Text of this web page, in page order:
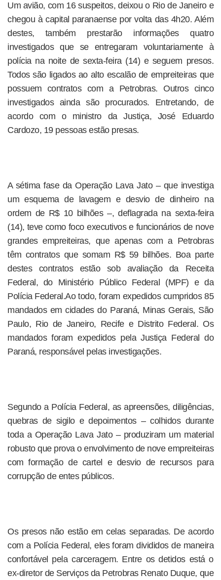
Um avião, com 16 suspeitos, deixou o Rio de Janeiro e
chegou à capital paranaense por volta das 4h20. Além
destes, também prestarão informações quatro
investigados que se entregaram voluntariamente à
polícia na noite de sexta-feira (14) e seguem presos.
Todos são ligados ao alto escalão de empreiteiras que
possuem contratos com a Petrobras. Outros cinco
investigados ainda são procurados. Entretando, de
acordo com o ministro da Justiça, José Eduardo
Cardozo, 19 pessoas estão presas.
A sétima fase da Operação Lava Jato – que investiga
um esquema de lavagem e desvio de dinheiro na
ordem de R$ 10 bilhões –, deflagrada na sexta-feira
(14), teve como foco executivos e funcionários de nove
grandes empreiteiras, que apenas com a Petrobras
têm contratos que somam R$ 59 bilhões. Boa parte
destes contratos estão sob avaliação da Receita
Federal, do Ministério Público Federal (MPF) e da
Polícia Federal.Ao todo, foram expedidos cumpridos 85
mandados em cidades do Paraná, Minas Gerais, São
Paulo, Rio de Janeiro, Recife e Distrito Federal. Os
mandados foram expedidos pela Justiça Federal do
Paraná, responsável pelas investigações.
Segundo a Polícia Federal, as apreensões, diligências,
quebras de sigilo e depoimentos – colhidos durante
toda a Operação Lava Jato – produziram um material
robusto que prova o envolvimento de nove empreiteiras
com formação de cartel e desvio de recursos para
corrupção de entes públicos.
Os presos não estão em celas separadas. De acordo
com a Polícia Federal, eles foram divididos de maneira
confortável pela carceragem. Entre os detidos está o
ex-diretor de Serviços da Petrobras Renato Duque, que